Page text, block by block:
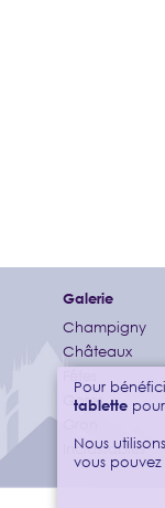
Galerie
Champigny
Châteaux
Gares
Inclassables
Pour
tablette
Nous
vous pouvez